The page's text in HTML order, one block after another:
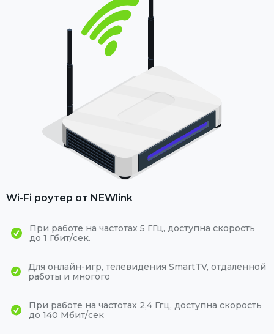
Wi-Fi роутер от NEWlink
При работе на частотах 5 ГГц, доступна скорость
до 1 Гбит/сек.
Для онлайн-игр, телевидения SmartTV, отдаленной
работы и многого
При работе на частотах 2,4 Ггц, доступна скорость
до 140 Мбит/сек